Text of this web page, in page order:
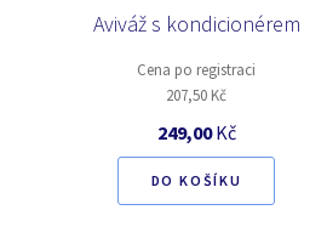
Aviváž s kondicionérem
Cena po registraci
207,50 Kč
249,00Kč
DO KOŠÍKU